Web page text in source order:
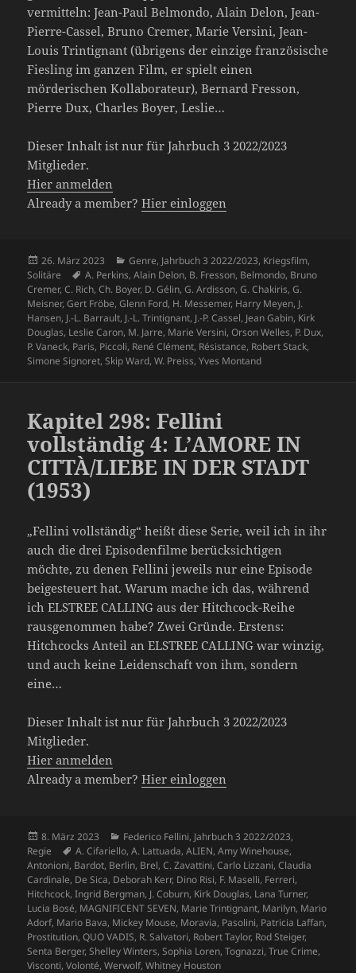
vermitteln: Jean-Paul Belmondo, Alain Delon, Jean-
Pierre-Cassel, Bruno Cremer, Marie Versini, Jean-
Louis Trintignant (übrigens der einzige französische
Fiesling im ganzen Film, er spielt einen
mörderischen Kollaborateur), Bernard Fresson,
Pierre Dux, Charles Boyer, Leslie…
Dieser Inhalt ist nur für Jahrbuch 3 2022/2023
Mitglieder.
Hier anmelden
Already a member?Hier einloggen
Veröffentlicht
am
26. März 2023 Kategorien
Genre, Jahrbuch 3 2022/2023, Kriegsfilm,
Solitäre
Schlagwörter
A. Perkins,Alain Delon, B. Fresson, Belmondo, Bruno
Cremer,C. Rich,Ch. Boyer, D. Gélin,G. Ardisson,G. Chakiris,G.
Meisner,Gert Fröbe,Glenn Ford, H. Messemer, Harry Meyen, J.
Hansen, J.-L. Barrault, J.-L. Trintignant, J.-P. Cassel, Jean Gabin, Kirk
Douglas, Leslie Caron, M. Jarre, Marie Versini,Orson Welles, P. Dux,
P. Vaneck, Paris, Piccoli, René Clément, Résistance, Robert Stack,
Simone Signoret,Skip Ward,W. Preiss,Yves Montand
Kapitel 298: Fellini
vollständig 4: L’AMORE IN
CITTÀ/LIEBE IN DER STADT
(1953)
„Fellini vollständig“ heißt diese Serie, weil ich in ihr
auch die drei Episodenfilme berücksichtigen
möchte, zu denen Fellini jeweils nur eine Episode
beigesteuert hat. Warum mache ich das, während
ich ELSTREE CALLING aus der Hitchcock-Reihe
rausgenommen habe? Zwei Gründe. Erstens:
Hitchcocks Anteil an ELSTREE CALLING war winzig,
und auch keine Leidenschaft von ihm, sondern
eine…
Dieser Inhalt ist nur für Jahrbuch 3 2022/2023
Mitglieder.
Hier anmelden
Already a member?Hier einloggen
Veröffentlicht
am
8. März 2023 Kategorien
Federico Fellini, Jahrbuch 3 2022/2023,
Regie
Schlagwörter
A. Cifariello,A. Lattuada,ALIEN,Amy Winehouse,
Antonioni, Bardot, Berlin, Brel,C. Zavattini,Carlo Lizzani,Claudia
Cardinale, De Sica, Deborah Kerr, Dino Risi, F. Maselli, Ferreri,
Hitchcock,Ingrid Bergman, J. Coburn, Kirk Douglas, Lana Turner,
Lucia Bosé, MAGNIFICENT SEVEN, Marie Trintignant, Marilyn, Mario
Adorf, Mario Bava, Mickey Mouse, Moravia, Pasolini, Patricia Laffan,
Prostitution,QUO VADIS, R. Salvatori, Robert Taylor, Rod Steiger,
Senta Berger,Shelley Winters,Sophia Loren,Tognazzi,True Crime,
Visconti,Volonté,Werwolf,Whitney Houston